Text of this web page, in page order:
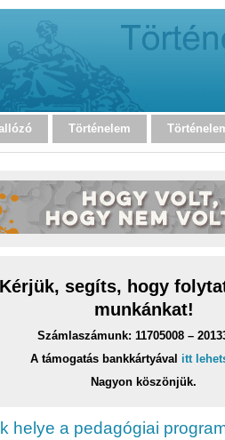
Történelem
Kérjük, segíts, hogy
munkánkat!
Számlaszámunk: 11705008 –
A támogatás bankkártyával itt
Nagyon köszönjük.
helye a pedagógiai